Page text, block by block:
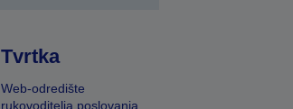
Tvrtka
Web-odredište
rukovoditelja poslovanja